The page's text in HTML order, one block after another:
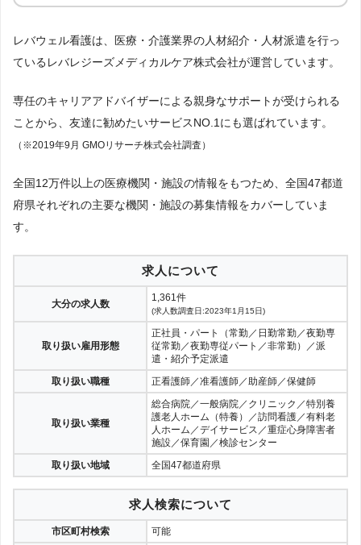
レバウェル看護は、医療・介護業界の人材紹介・人材派遣を行っ
ているレバレジーズメディカルケア株式会社が運営しています。
専任のキャリアアドバイザーによる親身なサポートが受けられる
ことから、友達に勧めたいサービスNO.1にも選ばれています。
（※2019年9月 GMOリサーチ株式会社調査）
全国12万件以上の医療機関・施設の情報をもつため、全国47都道
府県それぞれの主要な機関・施設の募集情報をカバーしていま
す。
求人について
大分の求人数
1,361件
(求人数調査日:2023年1月15日)
取り扱い雇用形態
正社員・パート（常勤／日勤常勤／夜勤専
従常勤／夜勤専従パート／非常勤）／派
遣・紹介予定派遣
取り扱い職種
正看護師／准看護師／助産師／保健師
取り扱い業種
総合病院／一般病院／クリニック／特別養
護老人ホーム（特養）／訪問看護／有料老
人ホーム／デイサービス／重症心身障害者
施設／保育園／検診センター
取り扱い地域
全国47都道府県
求人検索について
市区町村検索 可能